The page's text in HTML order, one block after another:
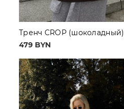
Тренч CROP (шоколадный)
479 BYN